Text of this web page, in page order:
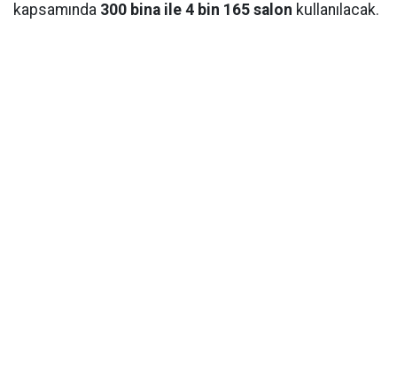
kapsamında 300 bina ile 4 bin 165 salon kullanılacak.